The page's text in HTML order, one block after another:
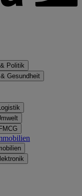
Politik
Gesundheit